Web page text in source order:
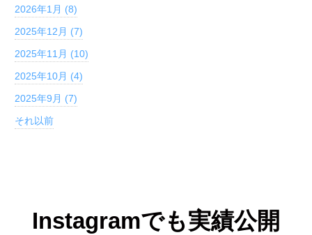
2026年1月 (8)
2025年12月 (7)
2025年11月 (10)
2025年10月 (4)
2025年9月 (7)
それ以前
Instagramでも実績公開